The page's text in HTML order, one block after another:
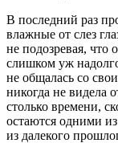
В последний раз
влажные от слез
не подозревая, что
слишком уж
не общалась со
никогда не видела
столько времени,
остаются одними
из далекого